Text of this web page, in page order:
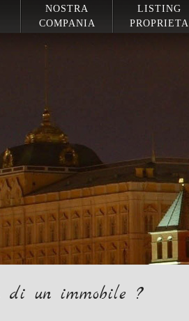
NOSTRA
COMPANIA
LISTING
PROPRIETA
un immobile ?